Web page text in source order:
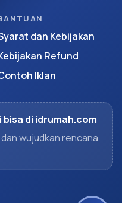
dan Kebijakan
Refund
Iklan
di idrumah.com
wujudkan rencana